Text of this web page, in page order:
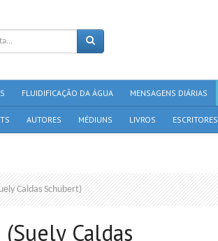
FLUIDIFICAÇÃO DA ÁGUA MENSAGENS DIÁRIAS
AUTORES MÉDIUNS LIVROS ESCRITORES
Caldas Schubert)
Caldas